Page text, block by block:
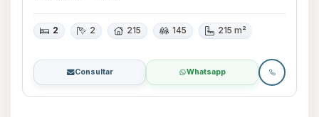
2 2 215 145 215 m²
Consultar Whatsapp